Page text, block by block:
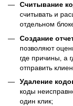
Считывание
считывать и
отдельном
Создание
позволяют
где причины, а
отправить
Удаление
коды
один клик;